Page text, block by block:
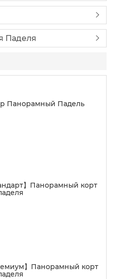
Паделя
Панорамный Падель
】Панорамный корт
】Панорамный корт